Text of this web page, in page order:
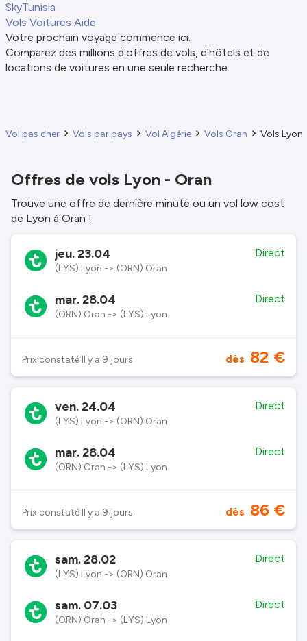
SkyTunisia
Vols Voitures Aide
Votre prochain voyage commence ici.
Comparez des millions d'offres de vols, d'hôtels et de
locations de voitures en une seule recherche.
Vol pas cher Vols par pays Vol Algérie Vols Oran Vols Lyon
Offres de vols Lyon - Oran
Trouve une offre de dernière minute ou un vol low cost
de Lyon à Oran !
jeu. 23.04
(LYS) Lyon -> (ORN) Oran
Direct
mar. 28.04
(ORN) Oran -> (LYS) Lyon
Direct
Prix constaté Il y a 9 jours dès 82 €
ven. 24.04
(LYS) Lyon -> (ORN) Oran
Direct
mar. 28.04
(ORN) Oran -> (LYS) Lyon
Direct
Prix constaté Il y a 9 jours dès 86 €
sam. 28.02
(LYS) Lyon -> (ORN) Oran
Direct
sam. 07.03
(ORN) Oran -> (LYS) Lyon
Direct